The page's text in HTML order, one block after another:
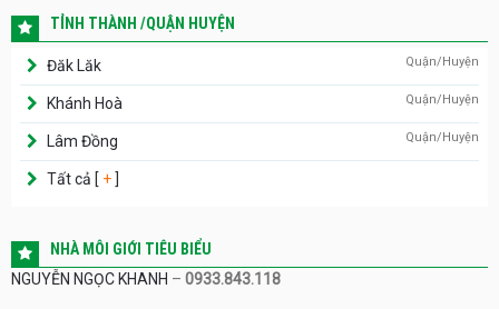
TỈNH THÀNH /QUẬN HUYỆN
Đăk Lăk Quận/Huyện
Khánh Hoà Quận/Huyện
Lâm Đồng Quận/Huyện
Tất cả [ + ]
NHÀ MÔI GIỚI TIÊU BIỂU
NGUYỄN NGỌC KHANH – 0933.843.118